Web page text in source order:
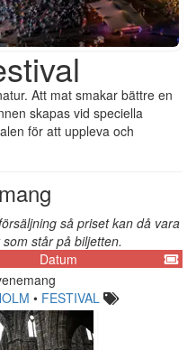
Att mat smakar bättre en
skapas vid speciella
för att uppleva och
så priset kan då vara
står på biljetten.
Datum
• FESTIVAL